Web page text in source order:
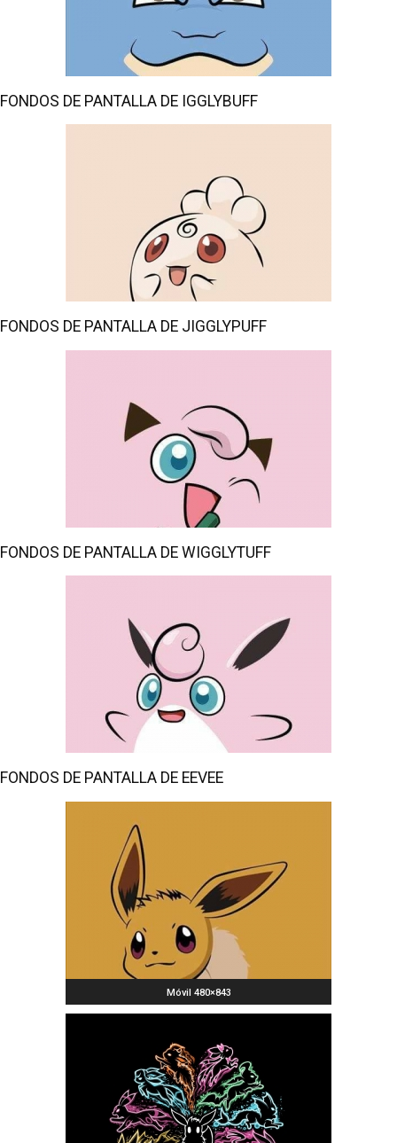
FONDOS DE PANTALLA DE IGGLYBUFF
FONDOS DE PANTALLA DE JIGGLYPUFF
FONDOS DE PANTALLA DE WIGGLYTUFF
FONDOS DE PANTALLA DE EEVEE
Móvil 480×843